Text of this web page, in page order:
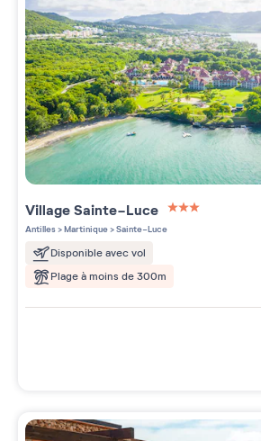
VillageSainte-Luce
3 étoiles sur 5
Antilles>Martinique>Sainte-Luce
Disponible avec vol
Plage à moins de 300m